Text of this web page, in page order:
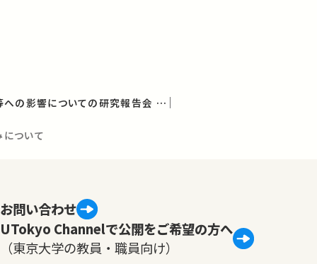
放射能の農畜水産物等への影響についての研究報告会 第12回報告会
ついて
お問い合わせ
UTokyo Channelで公開をご希望の方へ
（東京大学の教員・職員向け）